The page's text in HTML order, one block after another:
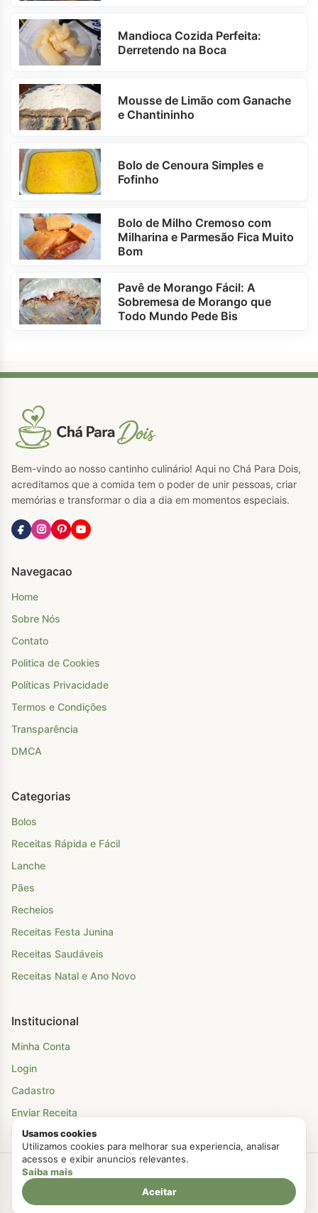
Mandioca Cozida Perfeita:
Derretendo na Boca
Mousse de Limão com Ganache
e Chantininho
Bolo de Cenoura Simples e
Fofinho
Bolo de Milho Cremoso com
Milharina e Parmesão Fica Muito
Bom
Pavê de Morango Fácil: A
Sobremesa de Morango que
Todo Mundo Pede Bis
Bem-vindo ao nosso cantinho culinário! Aqui no Chá Para Dois,
acreditamos que a comida tem o poder de unir pessoas, criar
memórias e transformar o dia a dia em momentos especiais.
Navegacao
Home
Sobre Nós
Contato
Politica de Cookies
Políticas Privacidade
Termos e Condições
Transparência
DMCA
Categorias
Bolos
Receitas Rápida e Fácil
Lanche
Pães
Recheios
Receitas Festa Junina
Receitas Saudáveis
Receitas Natal e Ano Novo
Institucional
Minha Conta
Login
Cadastro
Enviar Receita
Criado com Amor
Politica de PrivacidadeTermos de Uso
Usamos cookies
Utilizamos cookies para melhorar sua experiencia, analisar
acessos e exibir anuncios relevantes.
Saiba mais
Aceitar